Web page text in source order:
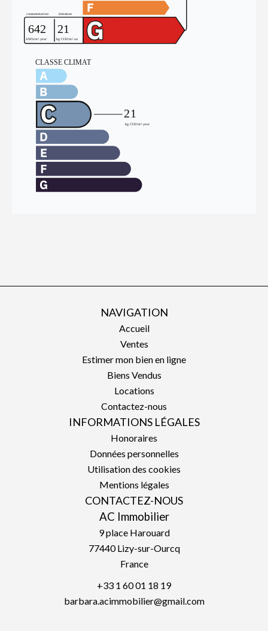
NAVIGATION
Accueil
Ventes
Estimer mon bien en ligne
Biens Vendus
Locations
Contactez-nous
INFORMATIONS LÉGALES
Honoraires
Données personnelles
Utilisation des cookies
Mentions légales
CONTACTEZ-NOUS
AC Immobilier
9 place Harouard
77440Lizy-sur-Ourcq
France
+33 1 60 01 18 19
barbara.acimmobilier@gmail.com